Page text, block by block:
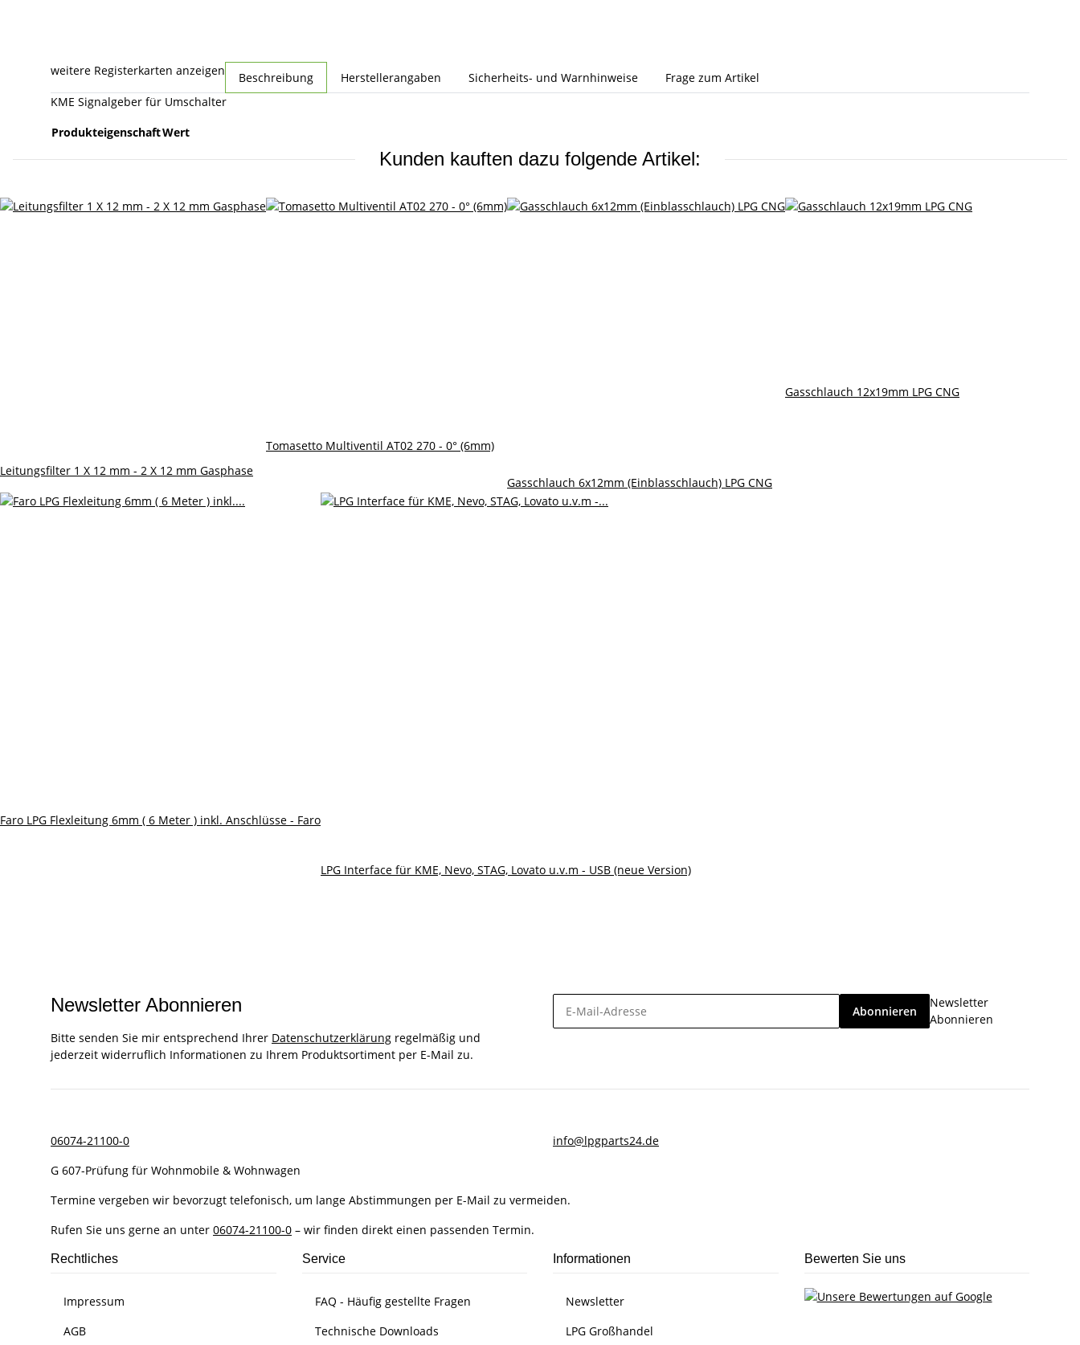
weitere Registerkarten anzeigen Beschreibung Herstellerangaben Sicherheits- und Warnhinweise
Frage zum Artikel
KME Signalgeber für Umschalter
ProdukteigenschaftWert
Kunden kauften dazu folgende Artikel:
Leitungsfilter 1 X 12 mm - 2 X 12 mm Gasphase
Tomasetto Multiventil AT02 270 - 0° (6mm)
Gasschlauch 6x12mm (Einblasschlauch) LPG CNG
Gasschlauch 12x19mm LPG CNG
Faro LPG Flexleitung 6mm ( 6 Meter ) inkl. Anschlüsse - Faro
LPG Interface für KME, Nevo, STAG, Lovato u.v.m - USB (neue Version)
Newsletter Abonnieren
Bitte senden Sie mir entsprechend Ihrer Datenschutzerklärung regelmäßig und
jederzeit widerruflich Informationen zu Ihrem Produktsortiment per E-Mail zu.
Abonnieren
Newsletter
Abonnieren
06074-21100-0
info@lpgparts24.de
G 607-Prüfung für Wohnmobile & Wohnwagen
Termine vergeben wir bevorzugt telefonisch, um lange Abstimmungen per E-Mail zu vermeiden.
Rufen Sie uns gerne an unter 06074-21100-0 – wir finden direkt einen passenden Termin.
Rechtliches
Impressum
AGB
Service
FAQ - Häufig gestellte Fragen
Technische Downloads
Informationen
Newsletter
LPG Großhandel
Bewerten Sie uns